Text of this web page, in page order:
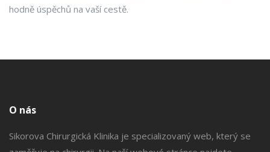
hodně úspěchů na vaší cestě.
O nás
Sikorova Chirurgická Klinika je specializovaný web, který se